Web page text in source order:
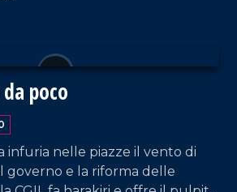
poco
infuria nelle piazze il vento di
governo e la riforma delle